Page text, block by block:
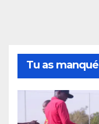
Tu as manqué